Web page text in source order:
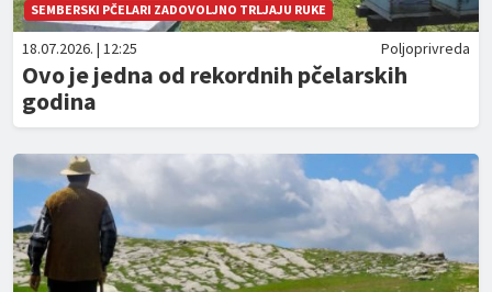
SEMBERSKI PČELARI ZADOVOLJNO TRLJAJU RUKE
18.07.2026. | 12:25 Poljoprivreda
Ovo je jedna od rekordnih pčelarskih
godina